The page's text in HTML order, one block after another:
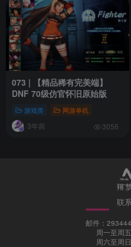
073 | 【精品稀有完美端】
DNF 70级仿官怀旧原始版
游戏类 网游单机
3年前 3056
联
邮件：
周一至周
周六至周